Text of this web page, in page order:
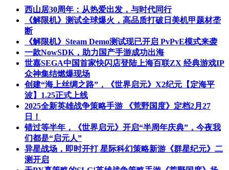
西山居30周年：从热爱出发，与时代同行
《解限机》测试全球爆火，高品质打破日美机甲题材垄
断
《解限机》Steam Demo测试现已开启 PvPvE模式来袭
一款NowSDK，助力国产手游成功出海
世嘉SEGA中国首家快闪店登陆上海百联ZX 经典游戏IP
众神集结燃爆现场
创建“海上丝绸之路”，《世界启元》X2纪元【定海平
波】1.25正式上线
2025全新英雄战争策略手游 《荒野国度》定档2月27
日！
错过等半年，《世界启元》开启“半周年庆典”，今夜我
们都是“启元人”
异星战场，即时开打 星际科幻策略新游《群星纪元》二
测开启